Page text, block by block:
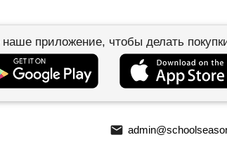
наше приложение, чтобы делать
email